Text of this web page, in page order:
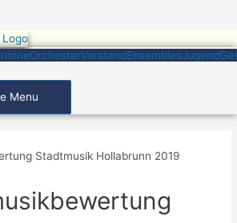
OrchesterVorstandEnsemblesJugend
Menu